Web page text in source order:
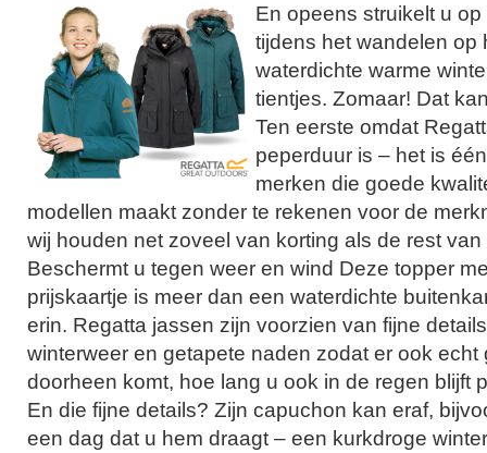
En opeens struikelt u
tijdens het wandelen op
waterdichte warme
tientjes. Zomaar! Dat
Ten eerste omdat
peperduur is – het is
merken die goede
modellen maakt zonder te rekenen voor de
wij houden net zoveel van korting als de rest
Beschermt u tegen weer en wind Deze topper
prijskaartje is meer dan een waterdichte
erin. Regatta jassen zijn voorzien van fijne
winterweer en getapete naden zodat er ook echt
doorheen komt, hoe lang u ook in de regen blijft
En die fijne details? Zijn capuchon kan eraf,
een dag dat u hem draagt – een kurkdroge